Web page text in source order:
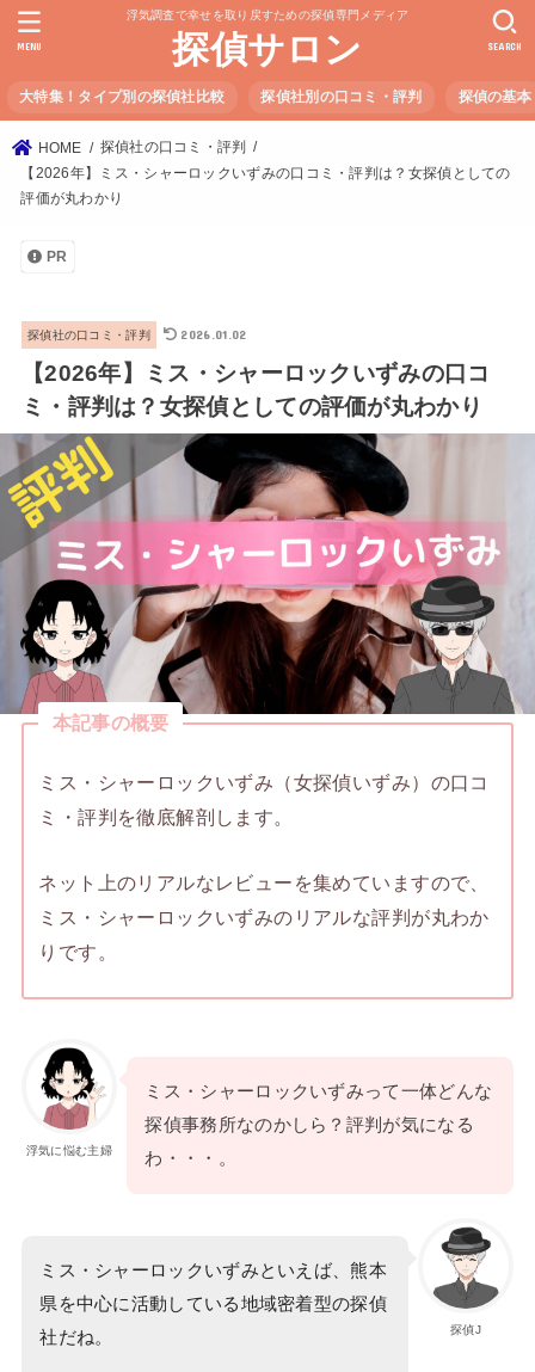
浮気調査で幸せを取り戻すための探偵専門メディア
探偵サロン
大特集！タイプ別の探偵社比較 探偵社別の口コミ・評判 探偵の基本
SEARCH
MENU
HOME
探偵社の口コミ・評判
【2026年】ミス・シャーロックいずみの口コミ・評判は？女探偵としての
評価が丸わかり
PR
探偵社の口コミ・評判 2026.01.02
【2026年】ミス・シャーロックいずみの口コ
ミ・評判は？女探偵としての評価が丸わかり
本記事の概要
ミス・シャーロックいずみ（女探偵いずみ）の口コ
ミ・評判を徹底解剖します。
ネット上のリアルなレビューを集めていますので、
ミス・シャーロックいずみのリアルな評判が丸わか
りです。
浮気に悩む主婦
ミス・シャーロックいずみって一体どんな
探偵事務所なのかしら？評判が気になる
わ・・・。
探偵J
ミス・シャーロックいずみといえば、熊本
県を中心に活動している地域密着型の探偵
社だね。